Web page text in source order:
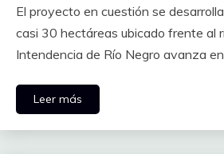
El proyecto en cuestión se
casi 30 hectáreas ubicado frente al
Intendencia de Río Negro avanza en
Leer más